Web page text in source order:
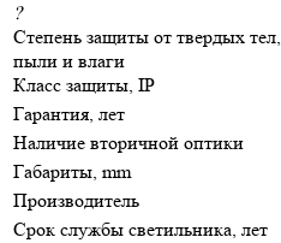
?
Степень защиты от твердых тел,
пыли и влаги
Класс защиты, IP
Гарантия, лет
Наличие вторичной оптики
Габариты, mm
Производитель
Срок службы светильника, лет